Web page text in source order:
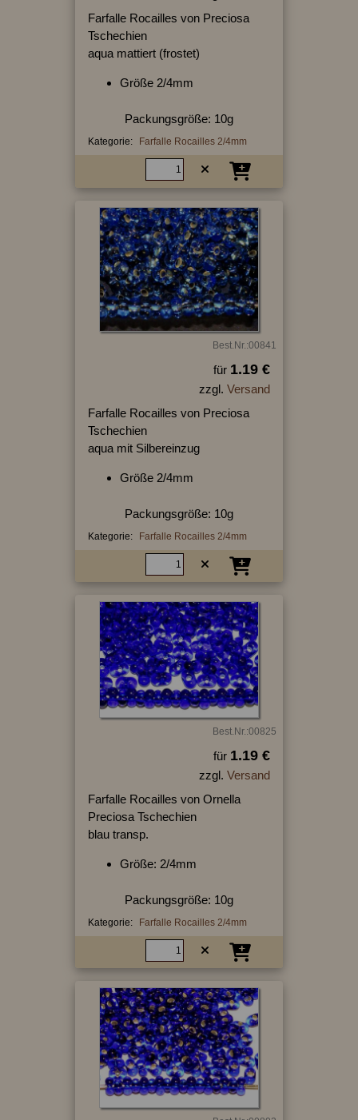
Farfalle Rocailles von Preciosa
Tschechien
aqua mattiert (frostet)
Größe 2/4mm
Packungsgröße: 10g
Kategorie: Farfalle Rocailles 2/4mm
Best.Nr.:00841
für 1.19 €
zzgl. Versand
Farfalle Rocailles von Preciosa
Tschechien
aqua mit Silbereinzug
Größe 2/4mm
Packungsgröße: 10g
Kategorie: Farfalle Rocailles 2/4mm
Best.Nr.:00825
für 1.19 €
zzgl. Versand
Farfalle Rocailles von Ornella
Preciosa Tschechien
blau transp.
Größe: 2/4mm
Packungsgröße: 10g
Kategorie: Farfalle Rocailles 2/4mm